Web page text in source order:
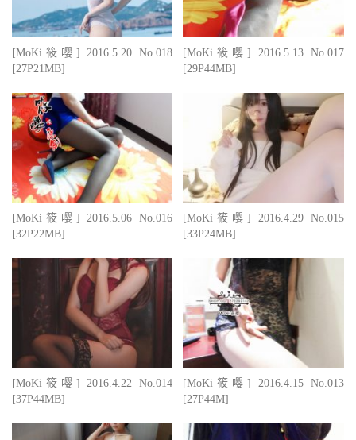
[MoKi筱嘤] 2016.5.20 No.018
[27P21MB]
[MoKi筱嘤] 2016.5.13 No.017
[29P44MB]
[MoKi筱嘤] 2016.5.06 No.016
[32P22MB]
[MoKi筱嘤] 2016.4.29 No.015
[33P24MB]
[MoKi筱嘤] 2016.4.22 No.014
[37P44MB]
[MoKi筱嘤] 2016.4.15 No.013
[27P44M]